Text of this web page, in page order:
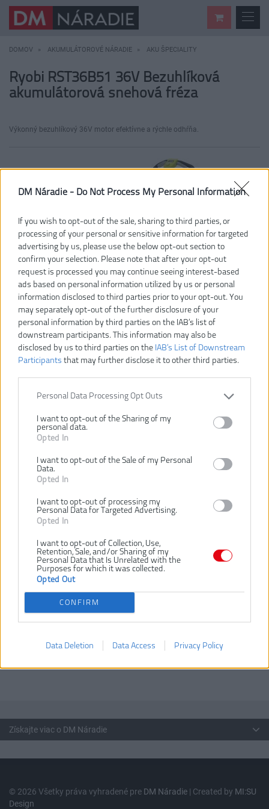
DM Náradie - Do Not Process My Personal Information
If you wish to opt-out of the sale, sharing to third parties, or
processing of your personal or sensitive information for targeted
advertising by us, please use the below opt-out section to
confirm your selection. Please note that after your opt-out
request is processed you may continue seeing interest-based
ads based on personal information utilized by us or personal
information disclosed to third parties prior to your opt-out. You
may separately opt-out of the further disclosure of your
personal information by third parties on the IAB’s list of
downstream participants. This information may also be
disclosed by us to third parties on the IAB’s List of Downstream
Participants that may further disclose it to other third parties.
Personal Data Processing Opt Outs
I want to opt-out of the Sharing of my
personal data.
Opted In
I want to opt-out of the Sale of my Personal
Data.
Opted In
I want to opt-out of processing my
Personal Data for Targeted Advertising.
Opted In
I want to opt-out of Collection, Use,
Retention, Sale, and/or Sharing of my
Personal Data that Is Unrelated with the
Purposes for which it was collected.
Opted Out
CONFIRM
Data Deletion Data Access Privacy Policy
DOMOV AKUMULÁTOROVÉ NÁRADIE AKU ŠPECIALITY
Ryobi RST36B51 36V Bezuhlíková
akumulátorová snehová fréza
Výkonný bezuhlíkový 36V motor efektívne a rýchle odhŕňa.
Vážený zákazník, je nám ľúto, ale tento tovar už bol
vyradený z našej ponuky.
POZRIEŤ ĎALŠÍ TOVAR V KATEGÓRIÍ
Číslo produktu:
RST36B51
Výrobca:
Typ tovaru:
Snehové frézy
EAN kód:
Hmotnosť vrátane aku:
17.8 kg
Napätie:
Vrátane aku a nabíjačky:
Nie
Výkonný bezuhlíkový 36V motor efektívne a rýchle odhŕňa
Šírka záberu 51cm pre rýchle odhŕňanie príjazdovej cesty a
chodníku
180° nastaviteľný uhol pre nasmerovanie odhadzovania snehu
Dvojité LED svetlo pre prácu večer
Súčasť 36V systému náradia, kde akumulátory a nabíjačky sú
Získajte viac o DM Náradie
© 2026 Všetky práva vyhradené pre DM Náradie | Created by MI:SU
Design